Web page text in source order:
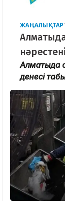
ЖАҢАЛЫҚТАР
Алматыда
Алматыда
денесі